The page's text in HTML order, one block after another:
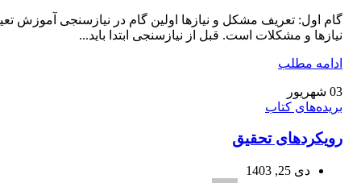
گام اول: تعریف مشکل و نیازها اولین گام در نیازسنجی آموزش
نیازها و مشکلات است. قبل از نیازسنجی ابتدا باید...
ادامه مطلب
03 شهریور
بریده‌های کتاب
رویکردهای تحقیق
دی 25, 1403